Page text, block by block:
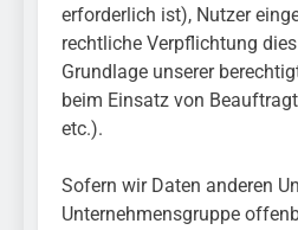
erforderlich ist), Nutzer
rechtliche Verpflichtung
Grundlage unserer
beim Einsatz von
etc.).
Sofern wir Daten anderen
Unternehmensgruppe